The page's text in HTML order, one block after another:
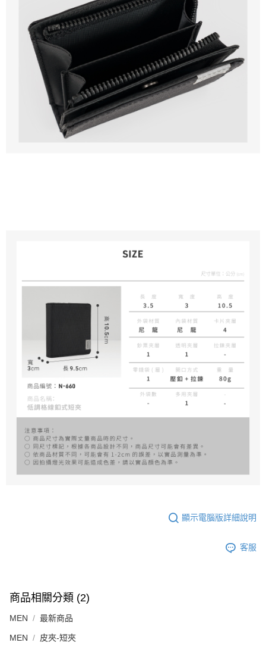
顯示電腦版詳細說明
客服
商品相關分類 (2)
MEN 最新商品
MEN 皮夾-短夾